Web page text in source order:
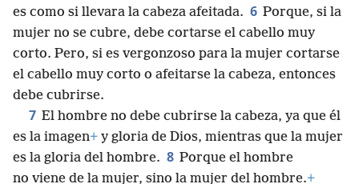
es como si llevara la cabeza afeitada. 6 Porque, si la
mujer no se cubre, debe cortarse el cabello muy
corto. Pero, si es vergonzoso para la mujer cortarse
el cabello muy corto o afeitarse la cabeza, entonces
debe cubrirse.
7 El hombre no debe cubrirse la cabeza, ya que él
es la imagen+ y gloria de Dios, mientras que la mujer
es la gloria del hombre. 8 Porque el hombre
no viene de la mujer, sino la mujer del hombre.+